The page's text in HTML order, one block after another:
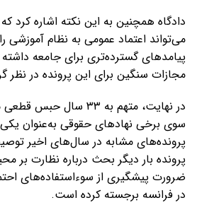
دادگاه همچنین به این نکته اشاره کرد
می‌تواند اعتماد عمومی به نظام آموزشی
پیامدهای گسترده‌تری برای جامعه
مجازات سنگین برای این پرونده در
در نهایت، متهم به ۳۳
سوی برخی نهادهای حقوقی به‌عنوان
پرونده‌های مشابه در سال‌های اخیر
پرونده بار دیگر بحث درباره نظارت بر
ضرورت پیشگیری از سوءاستفاده‌های
در فرانسه برجسته کرده است.